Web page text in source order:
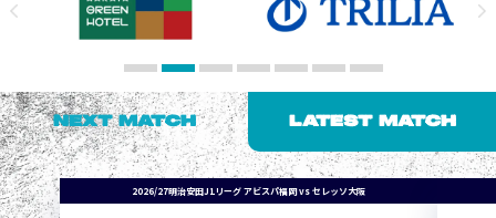
NEXT MATCH LATEST MATCH
2026/27明治安田J1リーグ アビスパ福岡 vs セレッソ大阪